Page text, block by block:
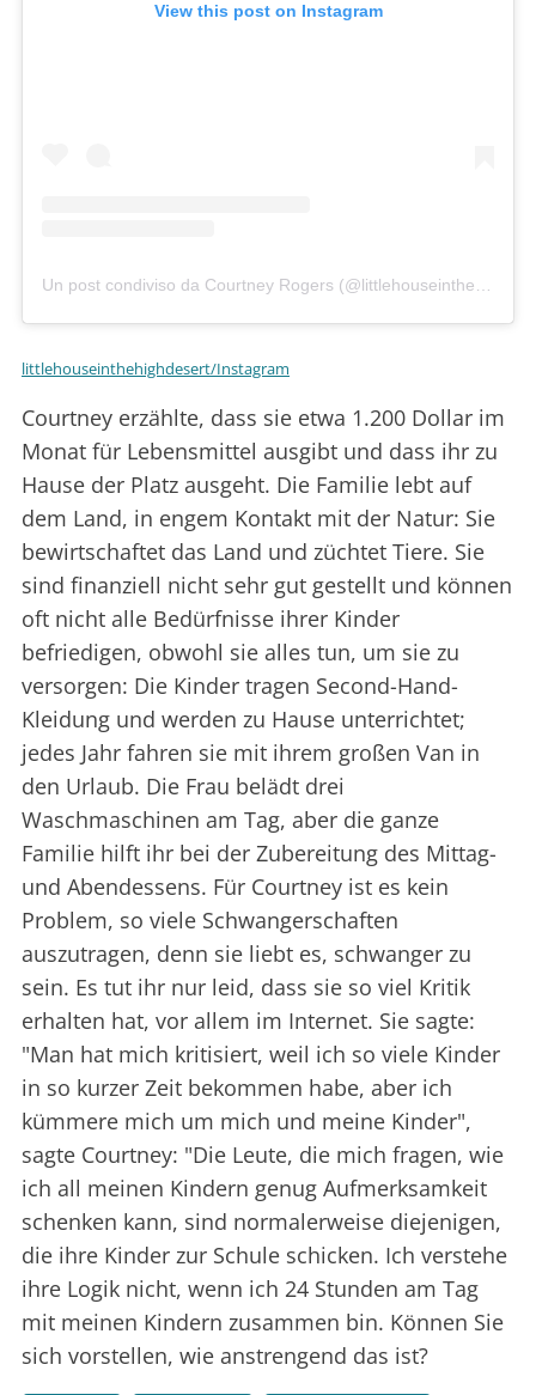
View this post on Instagram
Un post condiviso da Courtney Rogers (@littlehouseinthehighdesert)
littlehouseinthehighdesert/Instagram
Courtney erzählte, dass sie etwa 1.200 Dollar im
Monat für Lebensmittel ausgibt und dass ihr zu
Hause der Platz ausgeht. Die Familie lebt auf
dem Land, in engem Kontakt mit der Natur: Sie
bewirtschaftet das Land und züchtet Tiere. Sie
sind finanziell nicht sehr gut gestellt und können
oft nicht alle Bedürfnisse ihrer Kinder
befriedigen, obwohl sie alles tun, um sie zu
versorgen: Die Kinder tragen Second-Hand-
Kleidung und werden zu Hause unterrichtet;
jedes Jahr fahren sie mit ihrem großen Van in
den Urlaub. Die Frau belädt drei
Waschmaschinen am Tag, aber die ganze
Familie hilft ihr bei der Zubereitung des Mittag-
und Abendessens. Für Courtney ist es kein
Problem, so viele Schwangerschaften
auszutragen, denn sie liebt es, schwanger zu
sein. Es tut ihr nur leid, dass sie so viel Kritik
erhalten hat, vor allem im Internet. Sie sagte:
"Man hat mich kritisiert, weil ich so viele Kinder
in so kurzer Zeit bekommen habe, aber ich
kümmere mich um mich und meine Kinder",
sagte Courtney: "Die Leute, die mich fragen, wie
ich all meinen Kindern genug Aufmerksamkeit
schenken kann, sind normalerweise diejenigen,
die ihre Kinder zur Schule schicken. Ich verstehe
ihre Logik nicht, wenn ich 24 Stunden am Tag
mit meinen Kindern zusammen bin. Können Sie
sich vorstellen, wie anstrengend das ist?